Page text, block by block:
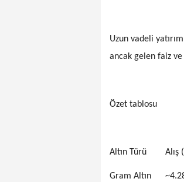
Uzun vadeli
ancak gelen faiz
Özet tablosu
Altın Türü
Gram Altın